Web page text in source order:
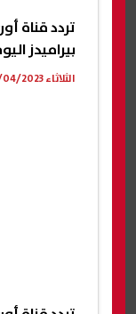
تردد قناة
بيراميدز
الثلاثاء 18/04/2023 02:33 م